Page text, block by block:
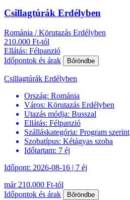
Csillagtúrák Erdélyben
Románia / Körutazás Erdélyben
210.000 Ft-tól
Ellátás: Félpanzió
Időpontok és árak
Bőröndbe
Csillagtúrák Erdélyben
Ország: Románia
Város: Körutazás Erdélyben
Utazás módja: Busszal
Ellátás: Félpanzió
Szálláskategória: Program szerint
Szobatípus: Kétágyas szoba
Időtartam: 7 éj
Időpont: 2026-08-16 | 7 éj
már 210.000 Ft-tól
Időpontok és árak
Bőröndbe